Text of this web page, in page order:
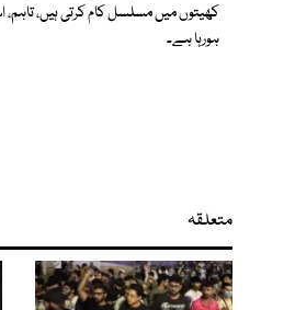
کھیتوں میں مسلسل کام کرتی ہیں،
ہورہا ہے۔
متعلقہ